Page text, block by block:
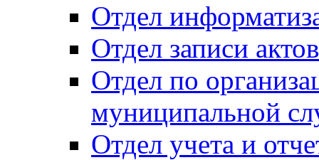
Отдел
Отдел записи
Отдел по
муниципальной
Отдел учета и